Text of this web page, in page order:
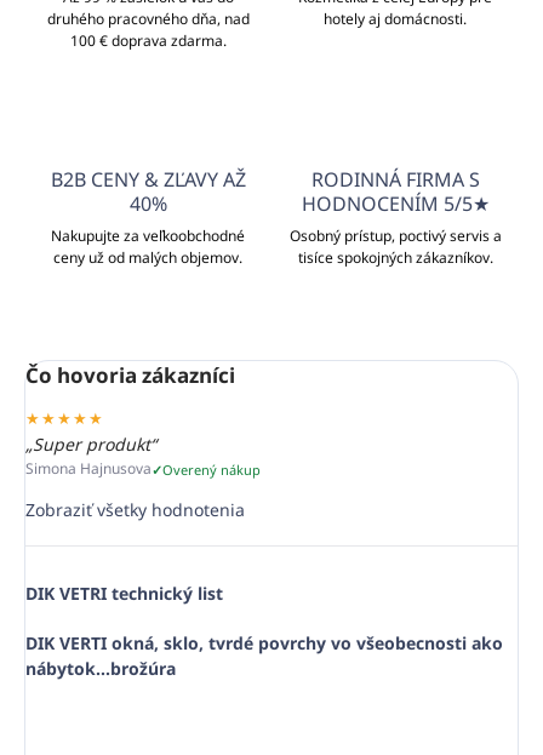
druhého pracovného dňa, nad
100 € doprava zdarma.
hotely aj domácnosti.
B2B CENY & ZĽAVY AŽ
40%
Nakupujte za veľkoobchodné
ceny už od malých objemov.
RODINNÁ FIRMA S
HODNOCENÍM 5/5★
Osobný prístup, poctivý servis a
tisíce spokojných zákazníkov.
Čo hovoria zákazníci
★★★★★
„Super produkt“
Simona Hajnusova Overený nákup
Zobraziť všetky hodnotenia
DIK VETRI technický list
DIK VERTI okná, sklo, tvrdé povrchy vo všeobecnosti ako
nábytok...brožúra